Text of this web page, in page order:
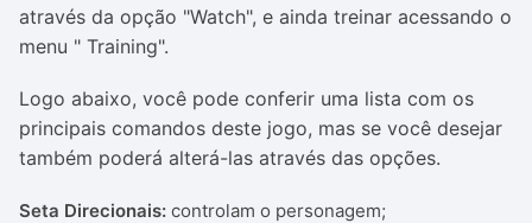
através da opção "Watch", e ainda treinar acessando o
menu " Training".
Logo abaixo, você pode conferir uma lista com os
principais comandos deste jogo, mas se você desejar
também poderá alterá-las através das opções.
Seta Direcionais: controlam o personagem;